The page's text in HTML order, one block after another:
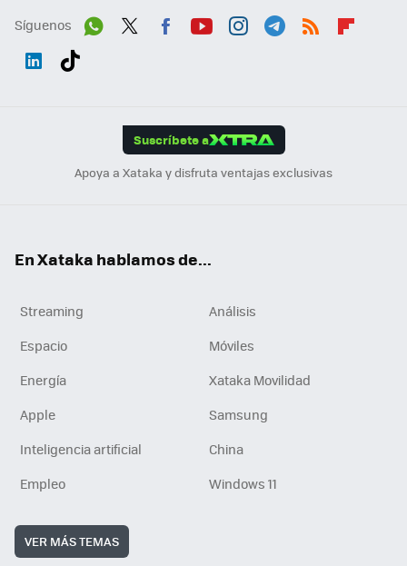
Síguenos
Suscríbete a
Apoya a Xataka y disfruta ventajas exclusivas
En Xataka hablamos de...
Streaming
Análisis
Espacio
Móviles
Energía
Xataka Movilidad
Apple
Samsung
Inteligencia artificial
China
Empleo
Windows 11
VER MÁS TEMAS